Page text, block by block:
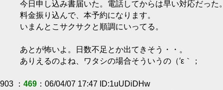
今日申し込み書届いた。電話してからは早い対応だった。
料金振り込んで、本予約になります。
いまんとこサクサクと順調にいってる。
あとが怖いよ。日数不足とか出てきそう・・。
ありえるのよね、ワタシの場合そういうの（′ε｀；ゞ
903 ： 469 ：06/04/07 17:47 ID:1uUDiDHw